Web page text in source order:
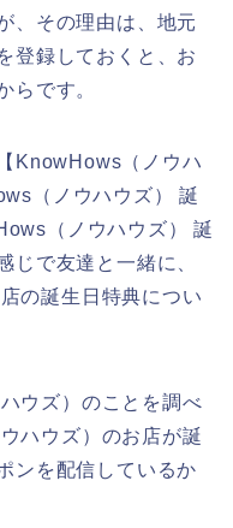
、その理由は、地元
登録しておくと、お
らです。
KnowHows（ノウハ
（ノウハウズ） 誕
（ノウハウズ） 誕
じで友達と一緒に、
の誕生日特典につい
ウズ）のことを調べ
ハウズ）のお店が誕
ンを配信しているか